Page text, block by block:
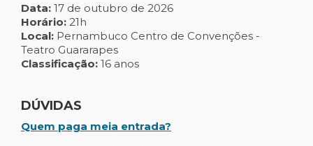
Data: 17 de outubro de 2026
Horário: 21h
Local: Pernambuco Centro de Convenções -
Teatro Guararapes
Classificação: 16 anos
DÚVIDAS
Quem paga meia entrada?